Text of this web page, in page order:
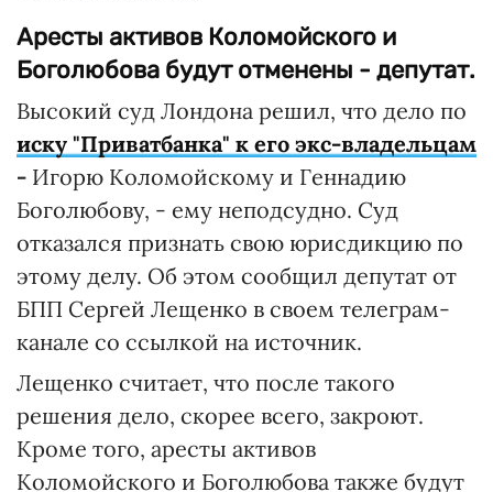
Аресты активов Коломойского и
Боголюбова будут отменены - депутат.
Высокий суд Лондона решил, что дело по
иску "Приватбанка" к его экс-владельцам
- Игорю Коломойскому и Геннадию
Боголюбову, - ему неподсудно. Суд
отказался признать свою юрисдикцию по
этому делу. Об этом сообщил депутат от
БПП Сергей Лещенко в своем телеграм-
канале со ссылкой на источник.
Лещенко считает, что после такого
решения дело, скорее всего, закроют.
Кроме того, аресты активов
Коломойского и Боголюбова также будут